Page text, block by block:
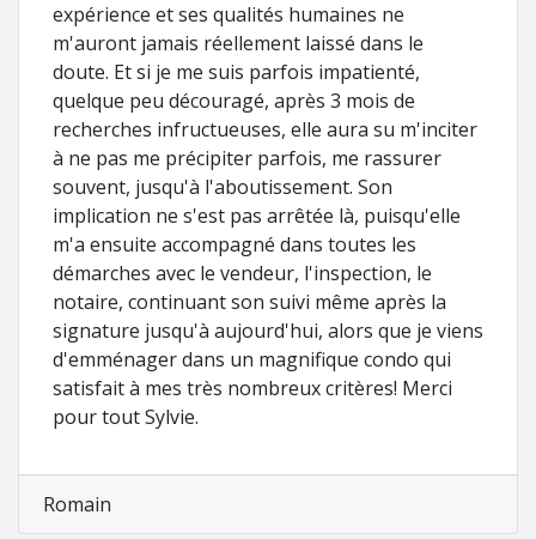
expérience et ses qualités humaines ne
m'auront jamais réellement laissé dans le
doute. Et si je me suis parfois impatienté,
quelque peu découragé, après 3 mois de
recherches infructueuses, elle aura su m'inciter
à ne pas me précipiter parfois, me rassurer
souvent, jusqu'à l'aboutissement. Son
implication ne s'est pas arrêtée là, puisqu'elle
m'a ensuite accompagné dans toutes les
démarches avec le vendeur, l'inspection, le
notaire, continuant son suivi même après la
signature jusqu'à aujourd'hui, alors que je viens
d'emménager dans un magnifique condo qui
satisfait à mes très nombreux critères! Merci
pour tout Sylvie.
Romain